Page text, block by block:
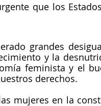
que los
grandes
y la
feminista y el
derechos.
mujeres en la